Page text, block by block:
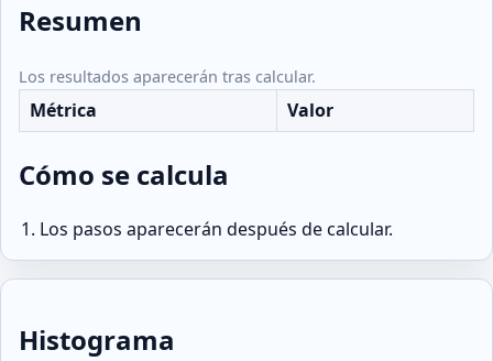
Resumen
Los resultados aparecerán tras calcular.
Métrica Valor
Cómo se calcula
Los pasos aparecerán después de calcular.
Histograma